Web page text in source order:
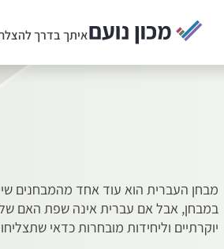
איתך בדרך
מבחן העברית הוא עוד אחד מהמבחנים
במבחן, אבל אם עברית אינה שפת האם
יוקרתיים וליחידות מובחרות כדאי